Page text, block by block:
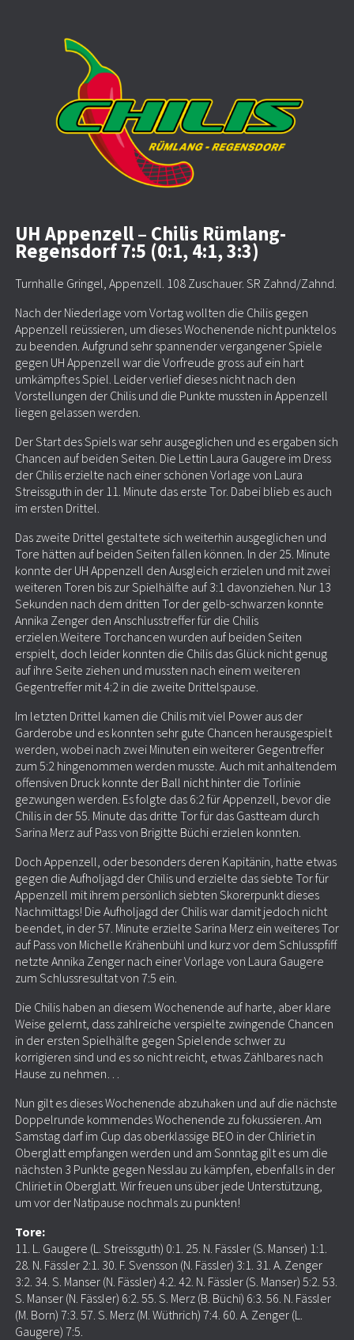
UH Appenzell – Chilis Rümlang-
Regensdorf 7:5 (0:1, 4:1, 3:3)
Turnhalle Gringel, Appenzell. 108 Zuschauer. SR Zahnd/Zahnd.
Nach der Niederlage vom Vortag wollten die Chilis gegen
Appenzell reüssieren, um dieses Wochenende nicht punktelos
zu beenden. Aufgrund sehr spannender vergangener Spiele
gegen UH Appenzell war die Vorfreude gross auf ein hart
umkämpftes Spiel. Leider verlief dieses nicht nach den
Vorstellungen der Chilis und die Punkte mussten in Appenzell
liegen gelassen werden.
Der Start des Spiels war sehr ausgeglichen und es ergaben sich
Chancen auf beiden Seiten. Die Lettin Laura Gaugere im Dress
der Chilis erzielte nach einer schönen Vorlage von Laura
Streissguth in der 11. Minute das erste Tor. Dabei blieb es auch
im ersten Drittel.
Das zweite Drittel gestaltete sich weiterhin ausgeglichen und
Tore hätten auf beiden Seiten fallen können. In der 25. Minute
konnte der UH Appenzell den Ausgleich erzielen und mit zwei
weiteren Toren bis zur Spielhälfte auf 3:1 davonziehen. Nur 13
Sekunden nach dem dritten Tor der gelb-schwarzen konnte
Annika Zenger den Anschlusstreffer für die Chilis
erzielen.Weitere Torchancen wurden auf beiden Seiten
erspielt, doch leider konnten die Chilis das Glück nicht genug
auf ihre Seite ziehen und mussten nach einem weiteren
Gegentreffer mit 4:2 in die zweite Drittelspause.
Im letzten Drittel kamen die Chilis mit viel Power aus der
Garderobe und es konnten sehr gute Chancen herausgespielt
werden, wobei nach zwei Minuten ein weiterer Gegentreffer
zum 5:2 hingenommen werden musste. Auch mit anhaltendem
offensiven Druck konnte der Ball nicht hinter die Torlinie
gezwungen werden. Es folgte das 6:2 für Appenzell, bevor die
Chilis in der 55. Minute das dritte Tor für das Gastteam durch
Sarina Merz auf Pass von Brigitte Büchi erzielen konnten.
Doch Appenzell, oder besonders deren Kapitänin, hatte etwas
gegen die Aufholjagd der Chilis und erzielte das siebte Tor für
Appenzell mit ihrem persönlich siebten Skorerpunkt dieses
Nachmittags! Die Aufholjagd der Chilis war damit jedoch nicht
beendet, in der 57. Minute erzielte Sarina Merz ein weiteres Tor
auf Pass von Michelle Krähenbühl und kurz vor dem Schlusspfiff
netzte Annika Zenger nach einer Vorlage von Laura Gaugere
zum Schlussresultat von 7:5 ein.
Die Chilis haben an diesem Wochenende auf harte, aber klare
Weise gelernt, dass zahlreiche verspielte zwingende Chancen
in der ersten Spielhälfte gegen Spielende schwer zu
korrigieren sind und es so nicht reicht, etwas Zählbares nach
Hause zu nehmen…
Nun gilt es dieses Wochenende abzuhaken und auf die nächste
Doppelrunde kommendes Wochenende zu fokussieren. Am
Samstag darf im Cup das oberklassige BEO in der Chliriet in
Oberglatt empfangen werden und am Sonntag gilt es um die
nächsten 3 Punkte gegen Nesslau zu kämpfen, ebenfalls in der
Chliriet in Oberglatt. Wir freuen uns über jede Unterstützung,
um vor der Natipause nochmals zu punkten!
Tore:
11. L. Gaugere (L. Streissguth) 0:1. 25. N. Fässler (S. Manser) 1:1.
28. N. Fässler 2:1. 30. F. Svensson (N. Fässler) 3:1. 31. A. Zenger
3:2. 34. S. Manser (N. Fässler) 4:2. 42. N. Fässler (S. Manser) 5:2. 53.
S. Manser (N. Fässler) 6:2. 55. S. Merz (B. Büchi) 6:3. 56. N. Fässler
(M. Born) 7:3. 57. S. Merz (M. Wüthrich) 7:4. 60. A. Zenger (L.
Gaugere) 7:5.